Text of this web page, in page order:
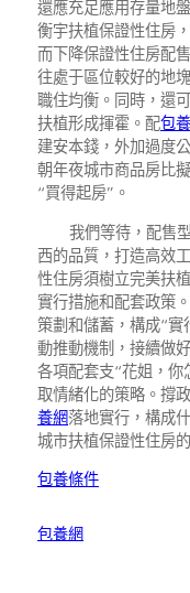
還應充足應用存量地
衡宇扶植保證性住房
而下降保證性住房配
往處于區位較好的地
職住均衡。同時，還
扶植形成揮霍。配包
建安本錢，外加過度
朝年夜城市商品房比
“買得起房”。
我們等待，配售
西的品質，打造高效
性住房須樹立完美扶植
實行措施和配套政策
策劃和儲蓄，構成“
動推動機制，接續做
各項配套支“花姐，
取情緒化的策略。撐
養網落地實行，構成
城市扶植保證性住房
包養條件
包養網